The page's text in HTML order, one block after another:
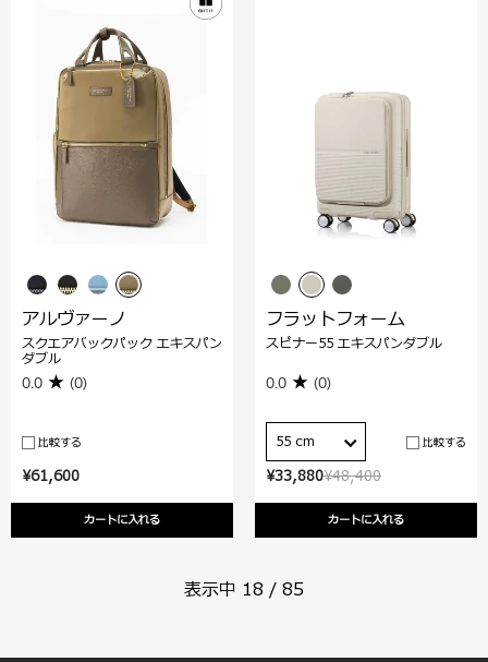
¥61,600
カートに入れる
アルヴァーノ
スクエアバックパック エキスパン
ダブル
0.0 (0)
比較する
¥48,400
¥33,880
カートに入れる
フラットフォーム
スピナー55 エキスパンダブル
0.0 (0)
55 cm 比較する
表示中 18 / 85